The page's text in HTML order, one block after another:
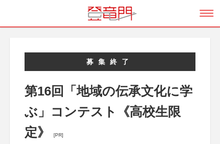
募集終了
第16回「地域の伝承文化に学
ぶ」コンテスト《高校生限
定》
[PR]